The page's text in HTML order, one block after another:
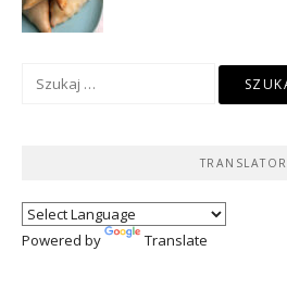
Szukaj:
TRANSLATOR
Powered by Translate